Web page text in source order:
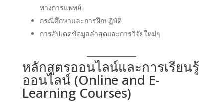
ทางการแพทย์
กรณีศึกษาและการฝึกปฏิบัติ
การอัปเดตข้อมูลล่าสุดและการวิจัยใหม่ๆ
หลักสูตรออนไลน์และการเรียนรู้
ออนไลน์ (Online and E-
Learning Courses)